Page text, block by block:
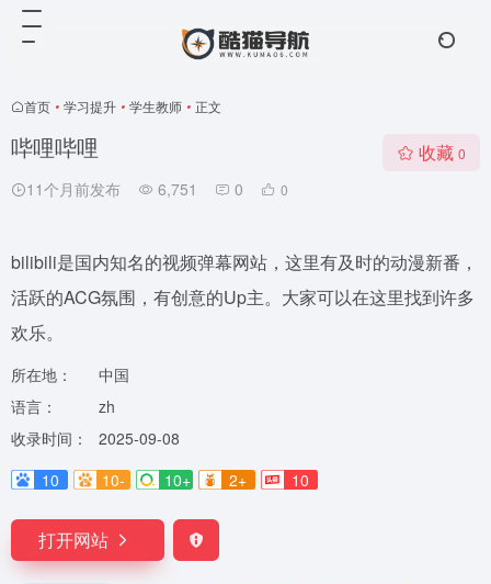
首页 • 学习提升 • 学生教师 • 正文
哔哩哔哩
11个月前发布 6,751 0 0
收藏 0
bilibili是国内知名的视频弹幕网站，这里有及时的动漫新番，
活跃的ACG氛围，有创意的Up主。大家可以在这里找到许多
欢乐。
所在地：
中国
语言：
zh
收录时间：
2025-09-08
10
10- 10+ 2+ 10
打开网站